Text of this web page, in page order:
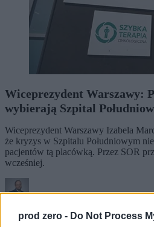
prod zero - Do Not Process
Wiceprezydent Warszawy:
wybierają Szpital
Wiceprezydent Warszawy Izabela
że kryzys w Szpitalu Południowym
pacjentów tą placówką. Przez SOR
wcześniej.
Krzysztof Jabłonowski
Dzisiaj 06:41